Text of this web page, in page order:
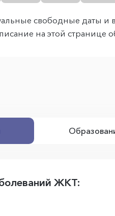
свободные даты и
на этой странице
ЖКТ: